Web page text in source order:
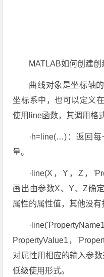
MATLAB如何创建
曲线对象是坐标轴
坐标系中，也可以定义
使用line函数，其调用格
·h=line(…)：返回
量。
·line(X，Y，Z，
画出由参数X、Y、Z确
属性的属性值，其他没有
PropertyValue1，
对属性用相应的输入参
低级使用形式。